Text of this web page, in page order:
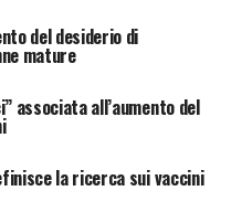
del desiderio di
mature
associata all’aumento del
la ricerca sui vaccini